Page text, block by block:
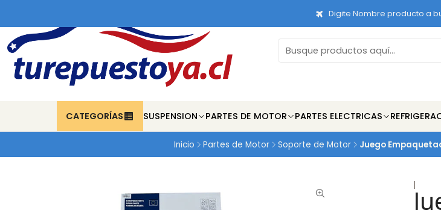
CATEGORÍAS SUSPENSION PARTES DE MOTOR PARTES ELECTRICAS
Digite Nombre producto a
Inicio Partes de Motor Soporte de Motor Juego
|